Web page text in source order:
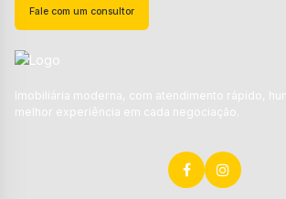
Fale com um consultor
Imobiliária moderna, com atendimento rápido,
melhor experiência em cada negociação.